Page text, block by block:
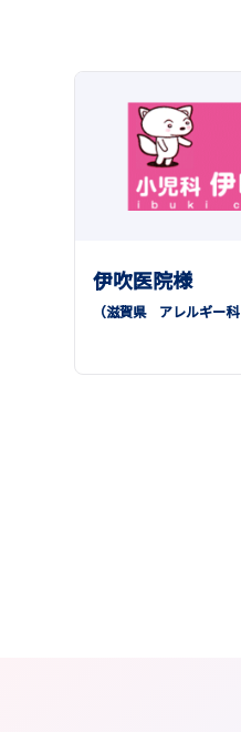
伊吹医院様
（滋賀県 アレルギー科